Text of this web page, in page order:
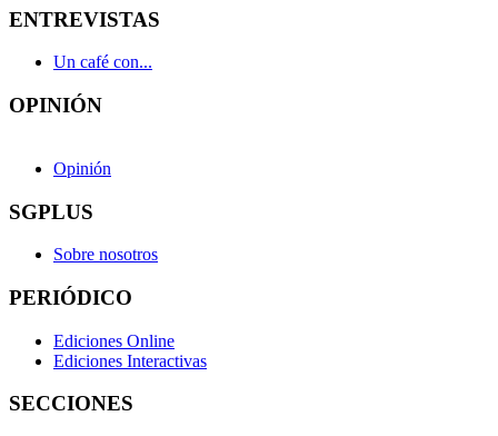
ENTREVISTAS
Un café con...
OPINIÓN
Opinión
SGPLUS
Sobre nosotros
PERIÓDICO
Ediciones Online
Ediciones Interactivas
SECCIONES